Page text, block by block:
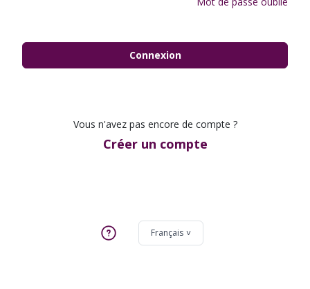
Connexion
Vous n'avez pas encore de compte ?
Créer un compte
Français